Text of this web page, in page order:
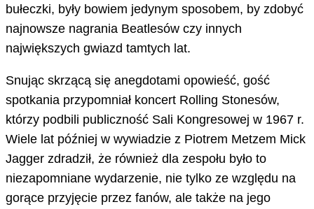
bułeczki, były bowiem jedynym sposobem, by zdobyć
najnowsze nagrania Beatlesów czy innych
największych gwiazd tamtych lat.
Snując skrzącą się anegdotami opowieść, gość
spotkania przypomniał koncert Rolling Stonesów,
którzy podbili publiczność Sali Kongresowej w 1967 r.
Wiele lat później w wywiadzie z Piotrem Metzem Mick
Jagger zdradził, że również dla zespołu było to
niezapomniane wydarzenie, nie tylko ze względu na
gorące przyjęcie przez fanów, ale także na jego